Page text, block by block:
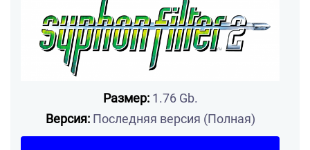
Размер:1.76 Gb.
Версия:Последняя версия (Полная)